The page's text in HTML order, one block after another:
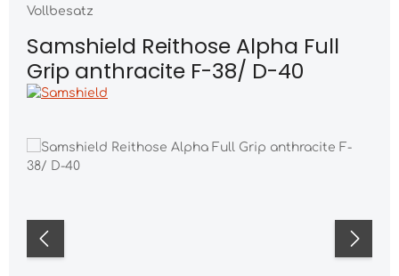
Vollbesatz
Samshield Reithose Alpha Full
Grip anthracite F-38/ D-40
Bildergalerie überspringen